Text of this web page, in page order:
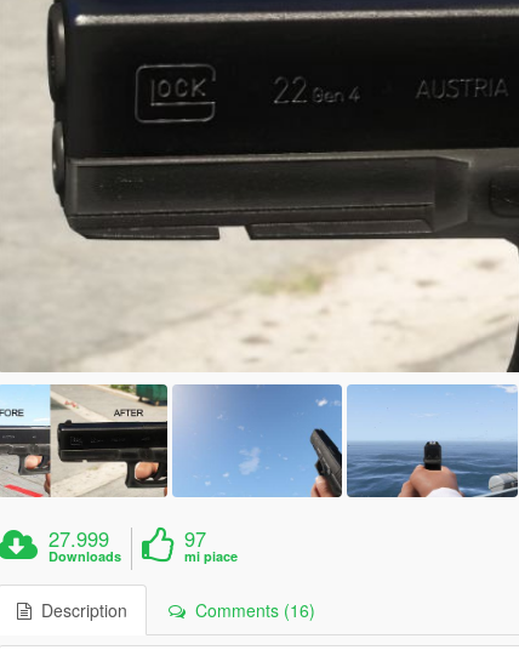
27.999
Downloads
97
mi piace
Description Comments (16)